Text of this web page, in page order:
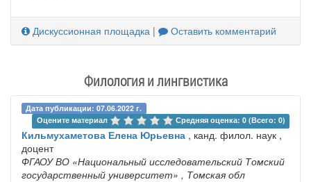
Дискуссионная площадка | Оставить комментарий
Филология и лингвистика
Дата публикации: 07.06.2022 г.
Оцените материал
Средняя оценка: 0 (Всего: 0)
Кильмухаметова Елена Юрьевна , канд. филол. наук ,
доцент
ФГАОУ ВО «Национальный исследовательский Томский
государственный университет» , Томская обл